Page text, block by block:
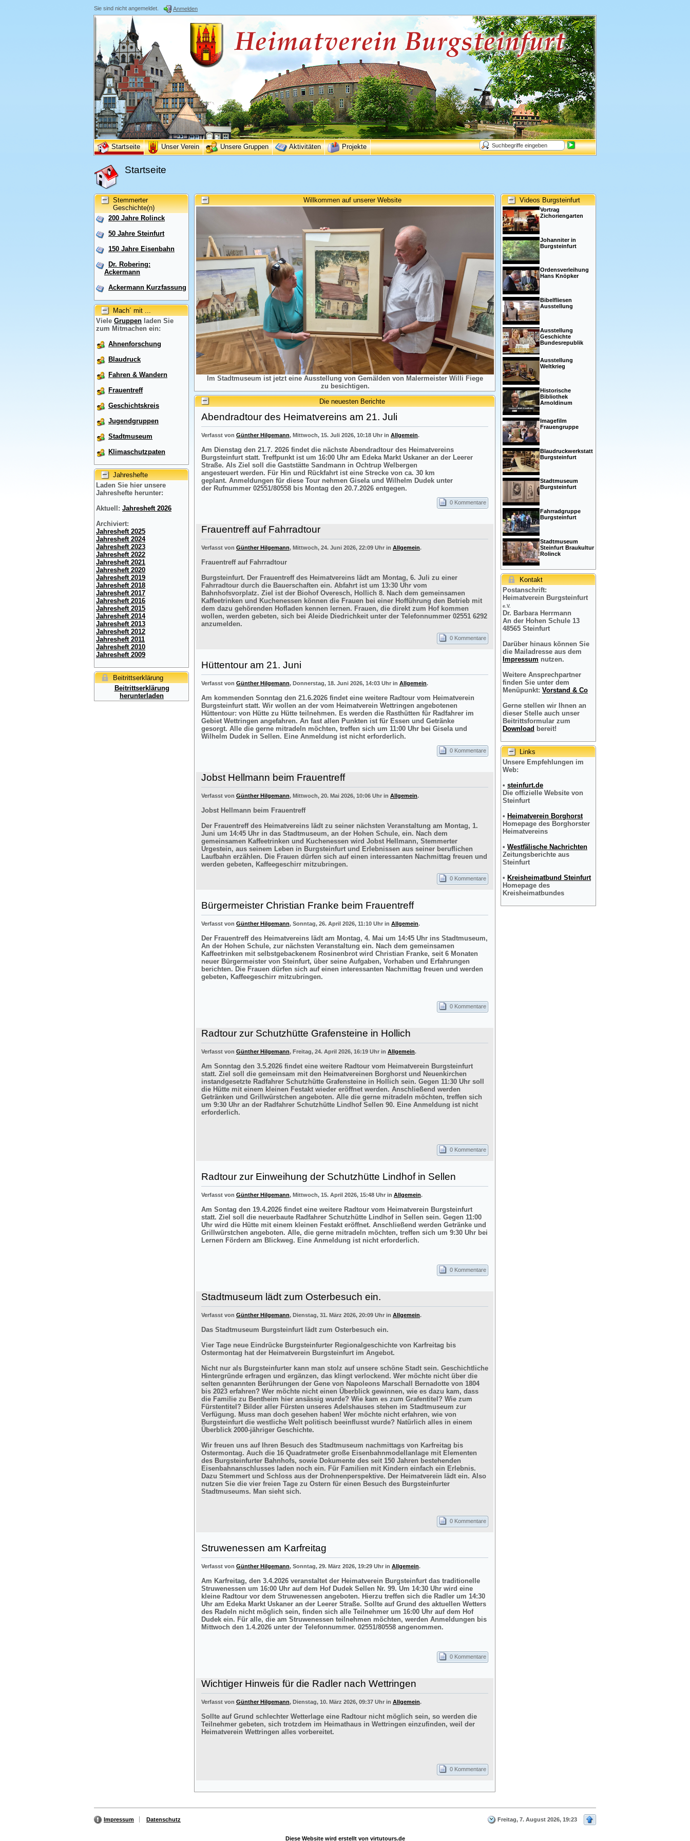
Sie sind nicht angemeldet. Anmelden
Startseite Unser Verein Unsere Gruppen Aktivitäten Projekte
Startseite
Stemmerter
Geschichte(n)
200 Jahre Rolinck
50 Jahre Steinfurt
150 Jahre Eisenbahn
Dr. Robering:
Ackermann
Ackermann Kurzfassung
Mach´ mit ...
Viele Gruppen laden Sie
zum Mitmachen ein:
Ahnenforschung
Blaudruck
Fahren & Wandern
Frauentreff
Geschichtskreis
Jugendgruppen
Stadtmuseum
Klimaschutzpaten
Jahreshefte
Laden Sie hier unsere
Jahreshefte herunter:
Aktuell: Jahresheft 2026
Archiviert:
Jahresheft 2025
Jahresheft 2024
Jahresheft 2023
Jahresheft 2022
Jahresheft 2021
Jahresheft 2020
Jahresheft 2019
Jahresheft 2018
Jahresheft 2017
Jahresheft 2016
Jahresheft 2015
Jahresheft 2014
Jahresheft 2013
Jahresheft 2012
Jahresheft 2011
Jahresheft 2010
Jahresheft 2009
Beitrittserklärung
Beitrittserklärung
herunterladen
Willkommen auf unserer Website
Im Stadtmuseum ist jetzt eine Ausstellung von Gemälden von Malermeister Willi Fiege
zu besichtigen.
Die neuesten Berichte
Abendradtour des Heimatvereins am 21. Juli
Verfasst von Günther Hilgemann, Mittwoch, 15. Juli 2026, 10:18 Uhr in Allgemein.
Am Dienstag den 21.7. 2026 findet die nächste Abendradtour des Heimatvereins
Burgsteinfurt statt. Treffpunkt ist um 16:00 Uhr am Edeka Markt Uskaner an der Leerer
Straße. Als Ziel soll die Gaststätte Sandmann in Ochtrup Welbergen
angesteuert werden. Für Hin und Rückfahrt ist eine Strecke von ca. 30 km
geplant. Anmeldungen für diese Tour nehmen Gisela und Wilhelm Dudek unter
der Rufnummer 02551/80558 bis Montag den 20.7.2026 entgegen.
0 Kommentare
Frauentreff auf Fahrradtour
Verfasst von Günther Hilgemann, Mittwoch, 24. Juni 2026, 22:09 Uhr in Allgemein.
Frauentreff auf Fahrradtour
Burgsteinfurt. Der Frauentreff des Heimatvereins lädt am Montag, 6. Juli zu einer
Fahrradtour durch die Bauerschaften ein. Abfahrt ist um 13:30 Uhr vom
Bahnhofsvorplatz. Ziel ist der Biohof Overesch, Hollich 8. Nach dem gemeinsamen
Kaffeetrinken und Kuchenessen können die Frauen bei einer Hofführung den Betrieb mit
dem dazu gehörenden Hofladen kennen lernen. Frauen, die direkt zum Hof kommen
wollen, werden gebeten, sich bei Aleide Diedrichkeit unter der Telefonnummer 02551 6292
anzumelden.
0 Kommentare
Hüttentour am 21. Juni
Verfasst von Günther Hilgemann, Donnerstag, 18. Juni 2026, 14:03 Uhr in Allgemein.
Am kommenden Sonntag den 21.6.2026 findet eine weitere Radtour vom Heimatverein
Burgsteinfurt statt. Wir wollen an der vom Heimatverein Wettringen angebotenen
Hüttentour: von Hütte zu Hütte teilnehmen. Es werden die Rasthütten für Radfahrer im
Gebiet Wettringen angefahren. An fast allen Punkten ist für Essen und Getränke
gesorgt. Alle die gerne mitradeln möchten, treffen sich um 11:00 Uhr bei Gisela und
Wilhelm Dudek in Sellen. Eine Anmeldung ist nicht erforderlich.
0 Kommentare
Jobst Hellmann beim Frauentreff
Verfasst von Günther Hilgemann, Mittwoch, 20. Mai 2026, 10:06 Uhr in Allgemein.
Jobst Hellmann beim Frauentreff
Der Frauentreff des Heimatvereins lädt zu seiner nächsten Veranstaltung am Montag, 1.
Juni um 14:45 Uhr in das Stadtmuseum, an der Hohen Schule, ein. Nach dem
gemeinsamen Kaffeetrinken und Kuchenessen wird Jobst Hellmann, Stemmerter
Urgestein, aus seinem Leben in Burgsteinfurt und Erlebnissen aus seiner beruflichen
Laufbahn erzählen. Die Frauen dürfen sich auf einen interessanten Nachmittag freuen und
werden gebeten, Kaffeegeschirr mitzubringen.
0 Kommentare
Bürgermeister Christian Franke beim Frauentreff
Verfasst von Günther Hilgemann, Sonntag, 26. April 2026, 11:10 Uhr in Allgemein.
Der Frauentreff des Heimatvereins lädt am Montag, 4. Mai um 14:45 Uhr ins Stadtmuseum,
An der Hohen Schule, zur nächsten Veranstaltung ein. Nach dem gemeinsamen
Kaffeetrinken mit selbstgebackenem Rosinenbrot wird Christian Franke, seit 6 Monaten
neuer Bürgermeister von Steinfurt, über seine Aufgaben, Vorhaben und Erfahrungen
berichten. Die Frauen dürfen sich auf einen interessanten Nachmittag freuen und werden
gebeten, Kaffeegeschirr mitzubringen.
0 Kommentare
Radtour zur Schutzhütte Grafensteine in Hollich
Verfasst von Günther Hilgemann, Freitag, 24. April 2026, 16:19 Uhr in Allgemein.
Am Sonntag den 3.5.2026 findet eine weitere Radtour vom Heimatverein Burgsteinfurt
statt. Ziel soll die gemeinsam mit den Heimatvereinen Borghorst und Neuenkirchen
instandgesetzte Radfahrer Schutzhütte Grafensteine in Hollich sein. Gegen 11:30 Uhr soll
die Hütte mit einem kleinen Festakt wieder eröffnet werden. Anschließend werden
Getränken und Grillwürstchen angeboten. Alle die gerne mitradeln möchten, treffen sich
um 9:30 Uhr an der Radfahrer Schutzhütte Lindhof Sellen 90. Eine Anmeldung ist nicht
erforderlich.
0 Kommentare
Radtour zur Einweihung der Schutzhütte Lindhof in Sellen
Verfasst von Günther Hilgemann, Mittwoch, 15. April 2026, 15:48 Uhr in Allgemein.
Am Sontag den 19.4.2026 findet eine weitere Radtour vom Heimatverein Burgsteinfurt
statt. Ziel soll die neuerbaute Radfahrer Schutzhütte Lindhof in Sellen sein. Gegen 11:00
Uhr wird die Hütte mit einem kleinen Festakt eröffnet. Anschließend werden Getränke und
Grillwürstchen angeboten. Alle, die gerne mitradeln möchten, treffen sich um 9:30 Uhr bei
Lernen Fördern am Blickweg. Eine Anmeldung ist nicht erforderlich.
0 Kommentare
Stadtmuseum lädt zum Osterbesuch ein.
Verfasst von Günther Hilgemann, Dienstag, 31. März 2026, 20:09 Uhr in Allgemein.
Das Stadtmuseum Burgsteinfurt lädt zum Osterbesuch ein.
Vier Tage neue Eindrücke Burgsteinfurter Regionalgeschichte von Karfreitag bis
Ostermontag hat der Heimatverein Burgsteinfurt im Angebot.
Nicht nur als Burgsteinfurter kann man stolz auf unsere schöne Stadt sein. Geschichtliche
Hintergründe erfragen und ergänzen, das klingt verlockend. Wer möchte nicht über die
selten genannten Berührungen der Gene von Napoleons Marschall Bernadotte von 1804
bis 2023 erfahren? Wer möchte nicht einen Überblick gewinnen, wie es dazu kam, dass
die Familie zu Bentheim hier ansässig wurde? Wie kam es zum Grafentitel? Wie zum
Fürstentitel? Bilder aller Fürsten unseres Adelshauses stehen im Stadtmuseum zur
Verfügung. Muss man doch gesehen haben! Wer möchte nicht erfahren, wie von
Burgsteinfurt die westliche Welt politisch beeinflusst wurde? Natürlich alles in einem
Überblick 2000-jähriger Geschichte.
Wir freuen uns auf Ihren Besuch des Stadtmuseum nachmittags von Karfreitag bis
Ostermontag. Auch die 16 Quadratmeter große Eisenbahnmodellanlage mit Elementen
des Burgsteinfurter Bahnhofs, sowie Dokumente des seit 150 Jahren bestehenden
Eisenbahnanschlusses laden noch ein. Für Familien mit Kindern einfach ein Erlebnis.
Dazu Stemmert und Schloss aus der Drohnenperspektive. Der Heimatverein lädt ein. Also
nutzen Sie die vier freien Tage zu Ostern für einen Besuch des Burgsteinfurter
Stadtmuseums. Man sieht sich.
0 Kommentare
Struwenessen am Karfreitag
Verfasst von Günther Hilgemann, Sonntag, 29. März 2026, 19:29 Uhr in Allgemein.
Am Karfreitag, den 3.4.2026 veranstaltet der Heimatverein Burgsteinfurt das traditionelle
Struwenessen um 16:00 Uhr auf dem Hof Dudek Sellen Nr. 99. Um 14:30 Uhr wird eine
kleine Radtour vor dem Struwenessen angeboten. Hierzu treffen sich die Radler um 14:30
Uhr am Edeka Markt Uskaner an der Leerer Straße. Sollte auf Grund des aktuellen Wetters
des Radeln nicht möglich sein, finden sich alle Teilnehmer um 16:00 Uhr auf dem Hof
Dudek ein. Für alle, die am Struwenessen teilnehmen möchten, werden Anmeldungen bis
Mittwoch den 1.4.2026 unter der Telefonnummer. 02551/80558 angenommen.
0 Kommentare
Wichtiger Hinweis für die Radler nach Wettringen
Verfasst von Günther Hilgemann, Dienstag, 10. März 2026, 09:37 Uhr in Allgemein.
Sollte auf Grund schlechter Wetterlage eine Radtour nicht möglich sein, so werden die
Teilnehmer gebeten, sich trotzdem im Heimathaus in Wettringen einzufinden, weil der
Heimatverein Wettringen alles vorbereitet.
0 Kommentare
Videos Burgsteinfurt
Vortrag
Zichoriengarten
Johanniter in
Burgsteinfurt
Ordensverleihung
Hans Knöpker
Bibelfliesen
Ausstellung
Ausstellung
Geschichte
Bundesrepublik
Ausstellung
Weltkrieg
Historische
Bibliothek
Arnoldinum
Imagefilm
Frauengruppe
Blaudruckwerkstatt
Burgsteinfurt
Stadtmuseum
Burgsteinfurt
Fahrradgruppe
Burgsteinfurt
Stadtmuseum
Steinfurt Braukultur
Rolinck
Kontakt
Postanschrift:
Heimatverein Burgsteinfurt
e.V.
Dr. Barbara Herrmann
An der Hohen Schule 13
48565 Steinfurt
Darüber hinaus können Sie
die Mailadresse aus dem
Impressum nutzen.
Weitere Ansprechpartner
finden Sie unter dem
Menüpunkt: Vorstand & Co
Gerne stellen wir Ihnen an
dieser Stelle auch unser
Beitrittsformular zum
Download bereit!
Links
Unsere Empfehlungen im
Web:
• steinfurt.de
Die offizielle Website von
Steinfurt
• Heimatverein Borghorst
Homepage des Borghorster
Heimatvereins
• Westfälische Nachrichten
Zeitungsberichte aus
Steinfurt
• Kreisheimatbund Steinfurt
Homepage des
Kreisheimatbundes
Impressum Datenschutz Freitag, 7. August 2026, 19:23
Diese Website wird erstellt von virtutours.de